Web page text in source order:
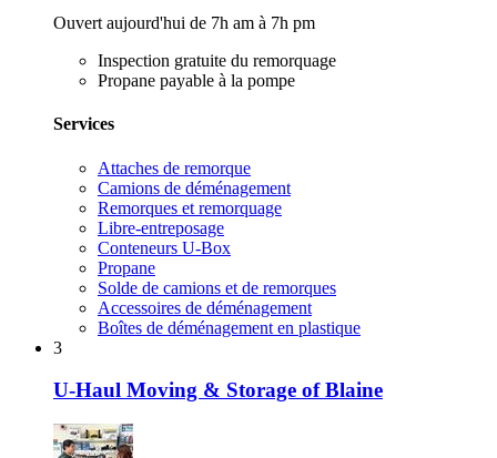
Ouvert aujourd'hui de 7h am à 7h pm
Inspection gratuite du remorquage
Propane payable à la pompe
Services
Attaches de remorque
Camions de déménagement
Remorques et remorquage
Libre-entreposage
Conteneurs U-Box
Propane
Solde de camions et de remorques
Accessoires de déménagement
Boîtes de déménagement en plastique
3
U-Haul Moving & Storage of Blaine